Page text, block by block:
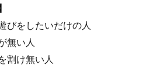
びをしたいだけの人
無い人
割け無い人